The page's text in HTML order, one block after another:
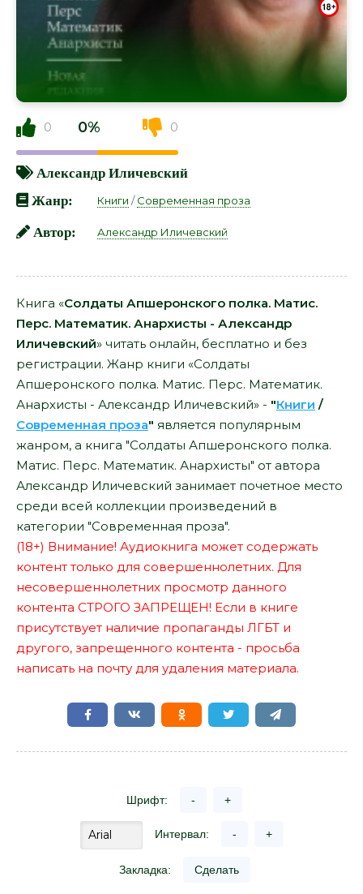
0 0% 0
Александр Иличевский
Жанр:
Книги /Современная проза
Автор: Александр Иличевский
Книга «Солдаты Апшеронского полка. Матис.
Перс. Математик. Анархисты - Александр
Иличевский» читать онлайн, бесплатно и без
регистрации. Жанр книги «Солдаты
Апшеронского полка. Матис. Перс. Математик.
Анархисты - Александр Иличевский» - "Книги /
Современная проза" является популярным
жанром, а книга "Солдаты Апшеронского полка.
Матис. Перс. Математик. Анархисты" от автора
Александр Иличевский занимает почетное место
среди всей коллекции произведений в
категории "Современная проза".
(18+) Внимание! Аудиокнига может содержать
контент только для совершеннолетних. Для
несовершеннолетних просмотр данного
контента СТРОГО ЗАПРЕЩЕН! Если в книге
присутствует наличие пропаганды ЛГБТ и
другого, запрещенного контента - просьба
написать на почту для удаления материала.
Шрифт: - +
Интервал: - +
Закладка: Сделать